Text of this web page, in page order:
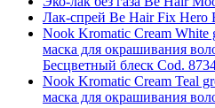
Лак-спрей Be Hair Fix Hero
Nook Kromatic Cream White
маска для окрашивания
Бесцветный блеск Cod.
Nook Kromatic Cream Teal
маска для окрашивания